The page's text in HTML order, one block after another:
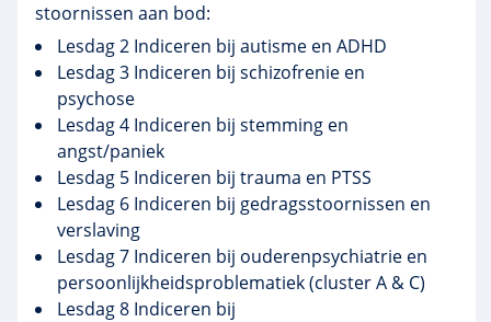
stoornissen aan bod:
Lesdag 2 Indiceren bij autisme en ADHD
Lesdag 3 Indiceren bij schizofrenie en
psychose
Lesdag 4 Indiceren bij stemming en
angst/paniek
Lesdag 5 Indiceren bij trauma en PTSS
Lesdag 6 Indiceren bij gedragsstoornissen en
verslaving
Lesdag 7 Indiceren bij ouderenpsychiatrie en
persoonlijkheidsproblematiek (cluster A & C)
Lesdag 8 Indiceren bij